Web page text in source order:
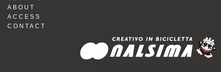
ABOUT
ACCESS
CONTACT